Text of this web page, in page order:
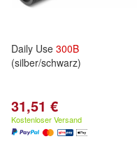
Daily Use 300B
(silber/schwarz)
31,51 €
Kostenloser Versand